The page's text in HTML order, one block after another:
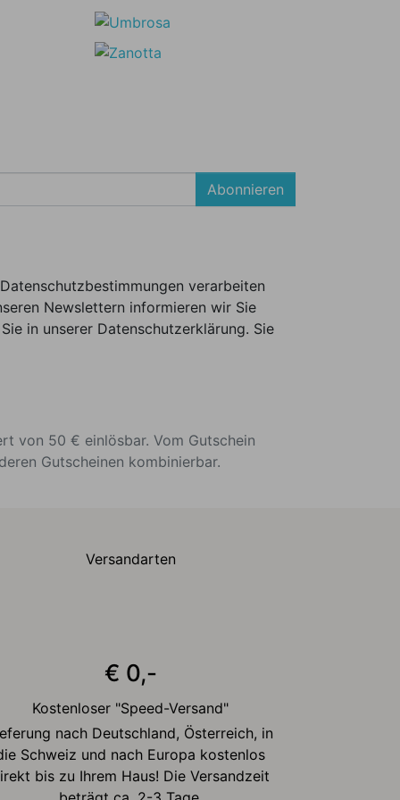
Abonnieren
verarbeiten
Newslettern informieren wir Sie
in unserer Datenschutzerklärung. Sie
von 50 € einlösbar. Vom Gutschein
Gutscheinen kombinierbar.
Versandarten
€ 0,-
Kostenloser "Speed-Versand"
nach Deutschland, Österreich, in
Schweiz und nach Europa kostenlos
bis zu Ihrem Haus! Die Versandzeit